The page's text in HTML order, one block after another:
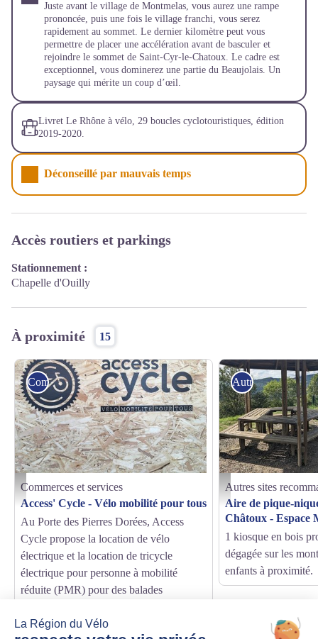
Juste avant le village de Montmelas, vous aurez une rampe
prononcée, puis une fois le village franchi, vous serez
rapidement au sommet. Le dernier kilomètre peut vous
permettre de placer une accélération avant de basculer et
rejoindre le sommet de Saint-Cyr-le-Chatoux. Le cadre est
exceptionnel, vous dominerez une partie du Beaujolais. Un
paysage qui mérite un coup d’œil.
Livret Le Rhône à vélo, 29 boucles cyclotouristiques, édition
2019-2020.
Déconseillé par mauvais temps
Accès routiers et parkings
Stationnement :
Chapelle d'Ouilly
À proximité 15
Access Cycle - Lanotte Frédéric
Commerces et services
Commerces et services
Access' Cycle - Vélo mobilité pour tous
Au Porte des Pierres Dorées, Access
Cycle propose la location de vélo
électrique et la location de tricycle
électrique pour personne à mobilité
réduite (PMR) pour des balades
Beaujolais classé Géoparc Mondial
Vincent GUERIN -
Autres sites
Autres sites
Aire de pique-
Châtoux - Espace
1 kiosque en bois
dégagée sur les
enfants à proximité.